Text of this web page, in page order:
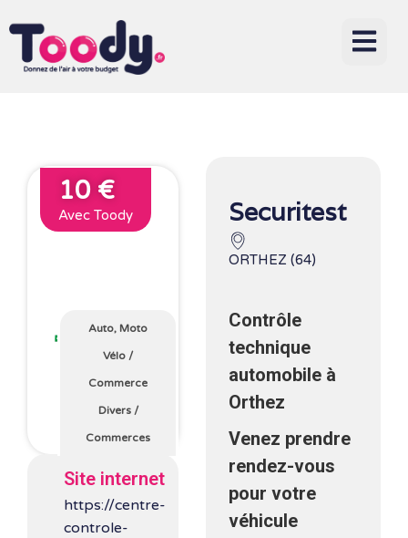
10 €
Avec Toody
Auto, Moto
Vélo /
Commerce
Divers/
Commerces
Site internet
https://centre-
controle-
Securitest
ORTHEZ (64)
Contrôle
technique
automobile à
Orthez
Venez prendre
rendez-vous
pour votre
véhicule